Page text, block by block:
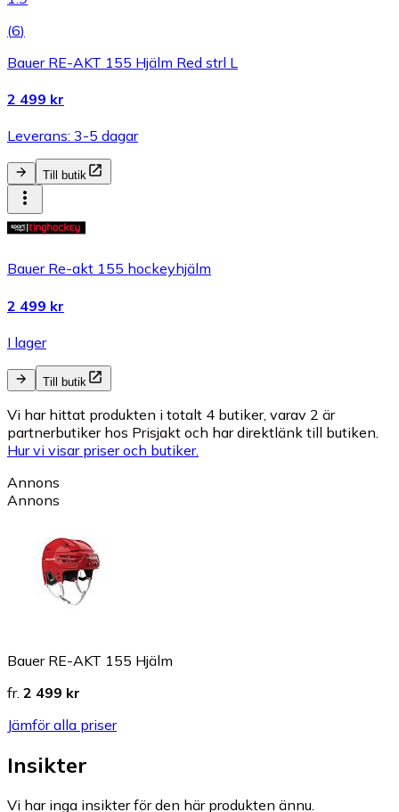
(6)
Bauer RE-AKT 155 Hjälm Red strl L
2 499 kr
Leverans: 3-5 dagar
Till butik
Bauer Re-akt 155 hockeyhjälm
2 499 kr
I lager
Till butik
Vi har hittat produkten i totalt 4 butiker, varav 2 är
partnerbutiker hos Prisjakt och har direktlänk till butiken.
Hur vi visar priser och butiker.
Annons
Annons
Bauer RE-AKT 155 Hjälm
fr. 2 499 kr
Jämför alla priser
Insikter
Vi har inga insikter för den här produkten ännu.